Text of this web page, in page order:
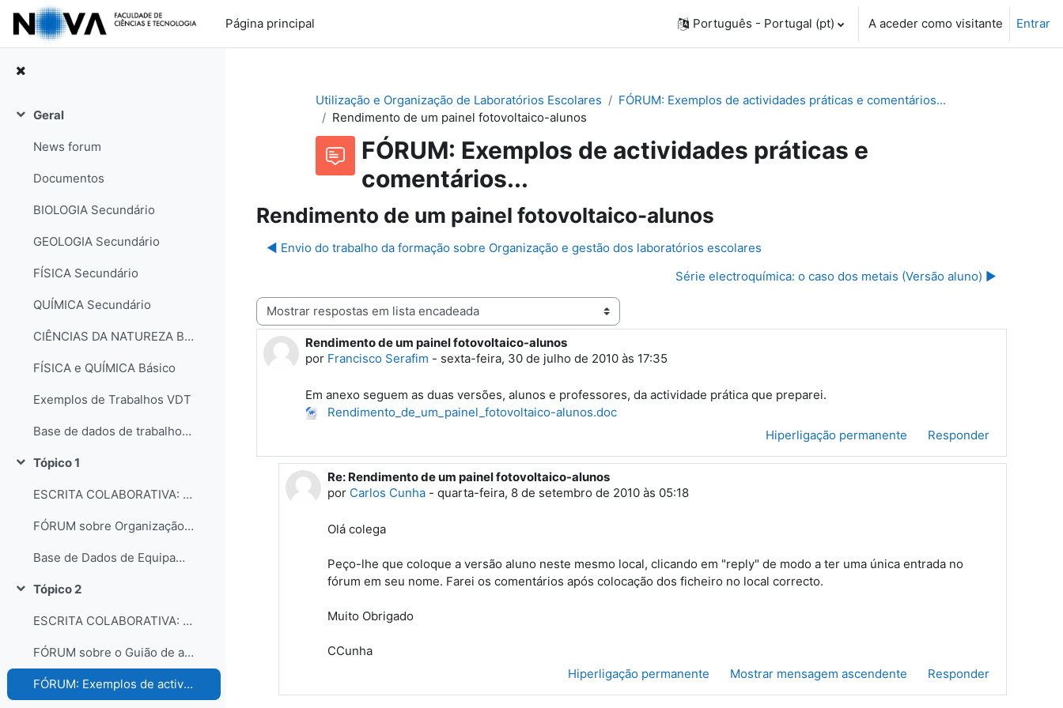
Ir para o conteúdo principal
Página principal
Português - Portugal ‎(pt)‎ A aceder como visitante Entrar
Contrair
Geral
News forum
Documentos
BIOLOGIA Secundário
GEOLOGIA Secundário
FÍSICA Secundário
QUÍMICA Secundário
CIÊNCIAS DA NATUREZA Básico
FÍSICA e QUÍMICA Básico
Exemplos de Trabalhos VDT
Base de dados de trabalhos dos participantes do curso
Contrair
Tópico 1
ESCRITA COLABORATIVA: Organização dos laboratórios
FÓRUM sobre Organização e gestão dos laboratórios escolares
Base de Dados de Equipamentos e Consumíveis dos Laboratórios
Contrair
Tópico 2
ESCRITA COLABORATIVA: Guião de Actividade Prática
FÓRUM sobre o Guião de actividades práticas
FÓRUM: Exemplos de actividades práticas e comentários...
Utilização e Organização de Laboratórios Escolares
FÓRUM: Exemplos de actividades práticas e comentários...
Rendimento de um painel fotovoltaico-alunos
FÓRUM: Exemplos de actividades práticas e
comentários...
Rendimento de um painel fotovoltaico-alunos
◀︎ Envio do trabalho da formação sobre Organização e gestão dos laboratórios escolares
Série electroquímica: o caso dos metais (Versão aluno) ▶︎
Modo de visualização
Rendimento de um painel fotovoltaico-alunos
por Francisco Serafim - sexta-feira, 30 de julho de 2010 às 17:35
Número de respostas: 1
Em anexo seguem as duas versões, alunos e professores, da actividade prática que preparei.
Rendimento_de_um_painel_fotovoltaico-alunos.doc
Hiperligação permanente
Responder
Em resposta a 'Francisco Serafim'
Re: Rendimento de um painel fotovoltaico-alunos
por Carlos Cunha -quarta-feira, 8 de setembro de 2010 às 05:18
Olá colega
Peço-lhe que coloque a versão aluno neste mesmo local, clicando em "reply" de modo a ter uma única entrada no
fórum em seu nome. Farei os comentários após colocação dos ficheiro no local correcto.
Muito Obrigado
CCunha
Hiperligação permanente
Mostrar mensagem ascendente Responder